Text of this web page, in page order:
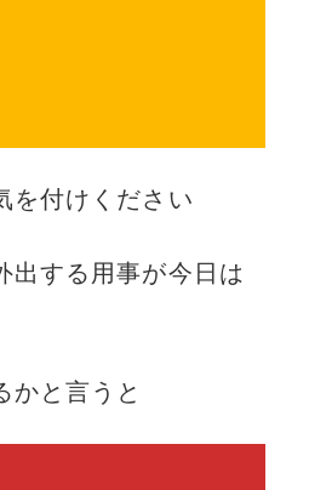
を付けください
出する用事が今日は
かと言うと